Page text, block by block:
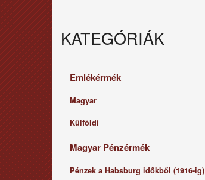
KATEGÓRIÁK
Emlékérmék
Magyar
Külföldi
Magyar Pénzérmék
Pénzek a Habsburg időkből (1916-ig)